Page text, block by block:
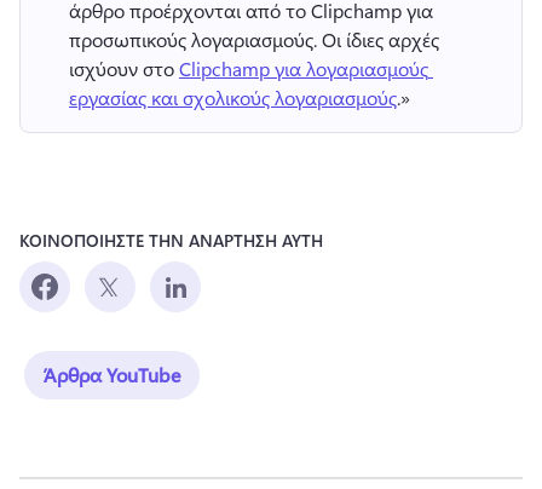
άρθρο προέρχονται από το Clipchamp για
προσωπικούς λογαριασμούς. Οι ίδιες αρχές
ισχύουν στο Clipchamp για λογαριασμούς
εργασίας και σχολικούς λογαριασμούς.»
ΚΟΙΝΟΠΟΙΗΣΤΕ ΤΗΝ ΑΝΑΡΤΗΣΗ ΑΥΤΗ
Άρθρα YouTube